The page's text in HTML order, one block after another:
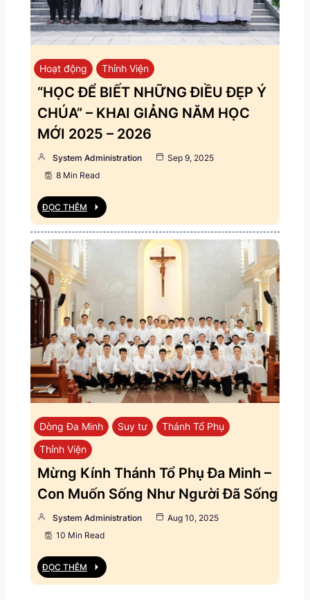
Hoạt động Thỉnh Viện
“HỌC ĐỂ BIẾT NHỮNG ĐIỀU ĐẸP Ý
CHÚA” – KHAI GIẢNG NĂM HỌC
MỚI 2025 – 2026
System Administration
Sep 9, 2025
8 Min Read
ĐỌC THÊM
Dòng Đa Minh Suy tư
Thánh Tổ Phụ
Thỉnh Viện
Mừng Kính Thánh Tổ Phụ Đa Minh –
Con Muốn Sống Như Người Đã Sống
System Administration
Aug 10, 2025
10 Min Read
ĐỌC THÊM